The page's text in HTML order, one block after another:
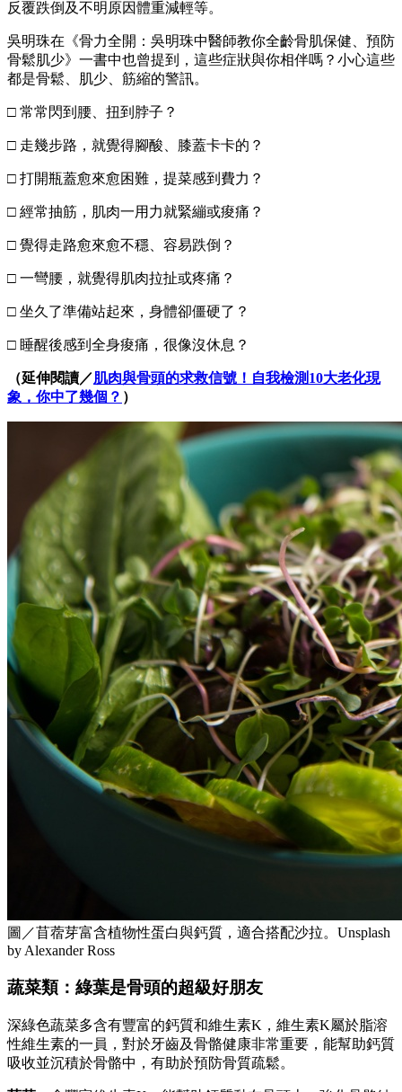
反覆跌倒及不明原因體重減輕等。
吳明珠在《骨力全開：吳明珠中醫師教你全齡骨肌保健、預防
骨鬆肌少》一書中也曾提到，這些症狀與你相伴嗎？小心這些
都是骨鬆、肌少、筋縮的警訊。
□ 常常閃到腰、扭到脖子？
□ 走幾步路，就覺得腳酸、膝蓋卡卡的？
□ 打開瓶蓋愈來愈困難，提菜感到費力？
□ 經常抽筋，肌肉一用力就緊繃或痠痛？
□ 覺得走路愈來愈不穩、容易跌倒？
□ 一彎腰，就覺得肌肉拉扯或疼痛？
□ 坐久了準備站起來，身體卻僵硬了？
□ 睡醒後感到全身痠痛，很像沒休息？
（延伸閱讀／肌肉與骨頭的求救信號！自我檢測10大老化現
象，你中了幾個？ ）
圖／苜蓿芽富含植物性蛋白與鈣質，適合搭配沙拉。Unsplash
by Alexander Ross
蔬菜類：綠葉是骨頭的超級好朋友
深綠色蔬菜多含有豐富的鈣質和維生素K，維生素K屬於脂溶
性維生素的一員， 對於牙齒及骨骼健康非常重要， 能幫助鈣質
吸收並沉積於骨骼中，有助於預防骨質疏鬆。